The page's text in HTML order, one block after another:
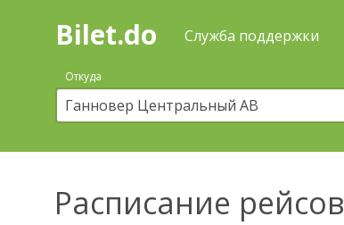
Поиск
покупка
билетов
автобус
онлайн
Bilet.do Служба поддержки
Откуда
Расписание рейсов